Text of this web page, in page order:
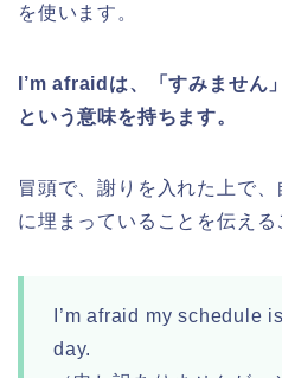
を使います。
I’m afraidは、「すみません
という意味を持ちます。
冒頭で、謝りを入れた上で
に埋まっていることを伝える
I’m afraid my schedule
day.